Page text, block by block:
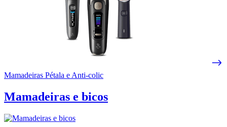
Mamadeiras Pétala e Anti-colic
Mamadeiras e bicos